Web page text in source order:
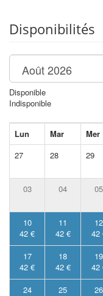
Disponibilités
Disponible
Indisponible
Lun Mar Mer
27
28 29
03 04 05
10
42 €
11
42 €
12
42
17
42 €
18
42 €
19
42
24
25
26